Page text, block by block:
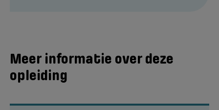
Meer informatie over deze
opleiding